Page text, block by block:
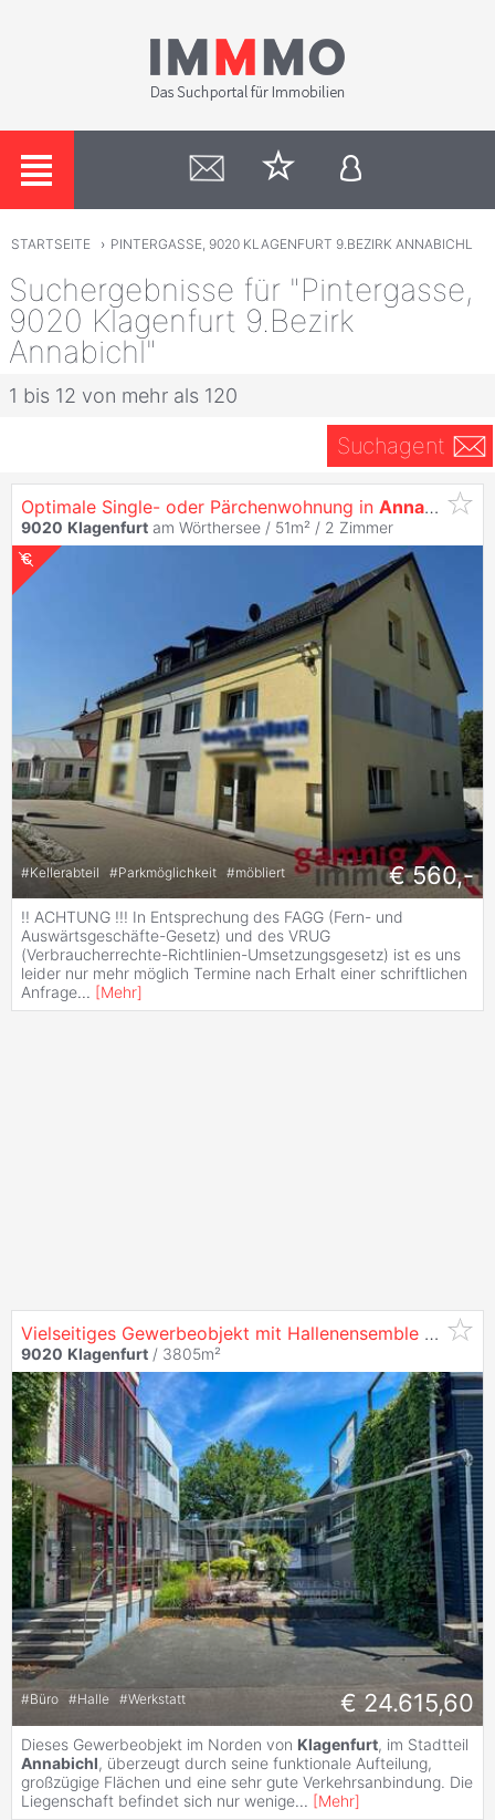
STARTSEITE › PINTERGASSE, 9020 KLAGENFURT 9.BEZIRK ANNABICHL
Suchergebnisse für "Pintergasse,
9020 Klagenfurt 9.Bezirk
Annabichl"
1 bis 12 von mehr als 120
Suchagent
Optimale Single- oder Pärchenwohnung in Annabichl
9020 Klagenfurt am Wörthersee / 51m² / 2 Zimmer
#Kellerabteil #Parkmöglichkeit #möbliert € 560,-
!! ACHTUNG !!! In Entsprechung des FAGG (Fern- und
Auswärtsgeschäfte-Gesetz) und des VRUG
(Verbraucherrechte-Richtlinien-Umsetzungsgesetz) ist es uns
leider nur mehr möglich Termine nach Erhalt einer schriftlichen
Anfrage... [Mehr]
Vielseitiges Gewerbeobjekt mit Hallenensemble und Büroflächen in
9020 Klagenfurt / 3805m²
#Büro #Halle #Werkstatt € 24.615,60
Dieses Gewerbeobjekt im Norden von Klagenfurt, im Stadtteil
Annabichl, überzeugt durch seine funktionale Aufteilung,
großzügige Flächen und eine sehr gute Verkehrsanbindung. Die
Liegenschaft befindet sich nur wenige... [Mehr]